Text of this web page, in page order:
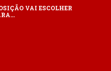
VAI ESCOLHER